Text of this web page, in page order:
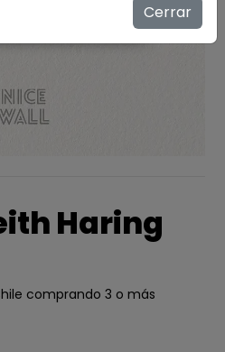
Haring
comprando 3 o más
Cerrar